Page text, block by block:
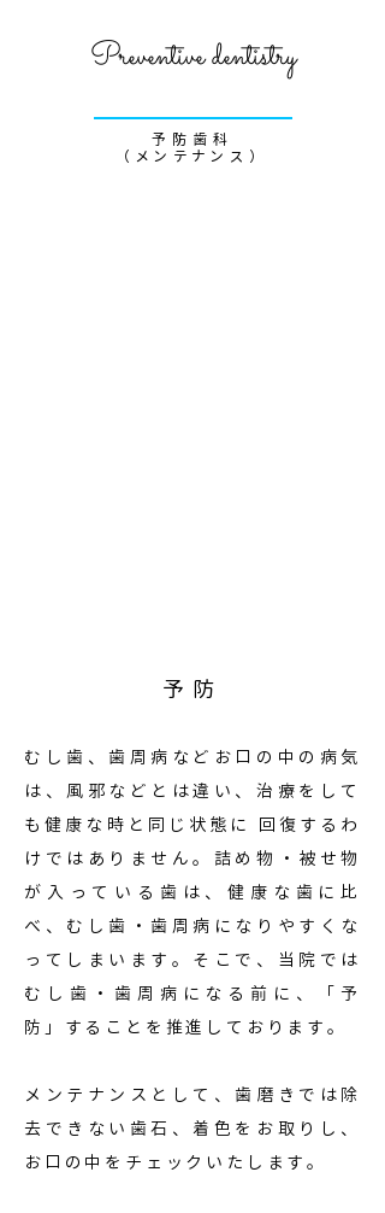
Preventive dentistry
予防歯科
（メンテナンス）
​予防
むし歯、歯周病などお口の中の病気
は、風邪などとは違い、治療をして
も健康な時と同じ状態に 回復するわ
けではありません。詰め物・被せ物
が入っている歯は、健康な歯に比
べ、むし歯・歯周病になりやすくな
ってしまいます。そこで、当院では
むし歯・歯周病になる前に、「予
防」することを推進しております。
メンテナンスとして、歯磨きでは除
去できない歯石、着色をお取りし、
お口の中をチェックいたします。